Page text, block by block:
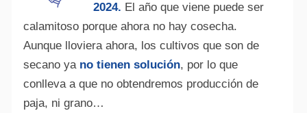
2024. El año queviene puede ser
calamitoso porque ahorano hay cosecha.
Aunquelloviera ahora, los cultivos que sonde
secanoya no tienen solución, por lo que
conlleva a que no obtendremos producción de
paja, ni grano…